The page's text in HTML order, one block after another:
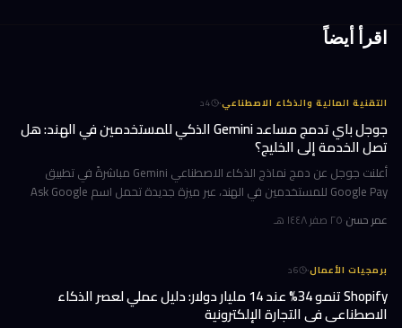
اقرأ أيضاً
التقنية المالية والذكاء الاصطناعي·
4د
جوجل باي تدمج مساعد Gemini الذكي للمستخدمين في الهند: هل
تصل الخدمة إلى الخليج؟
أعلنت جوجل عن دمج نماذج الذكاء الاصطناعي Gemini مباشرةً في تطبيق
Google Pay للمستخدمين في الهند، عبر ميزة جديدة تحمل اسم Ask Google
عمر حسن·٢٥ صفر ١٤٤٨ هـ
برمجيات الأعمال·
6د
Shopify تنمو 34% عند 14 مليار دولار: دليل عملي لعصر الذكاء
الاصطناعي في التجارة الإلكترونية